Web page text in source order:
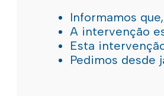
Informamos
A intervenção
Esta
Pedimos desde